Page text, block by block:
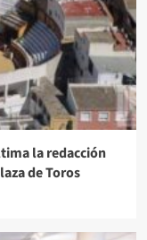
la redacción
de Toros